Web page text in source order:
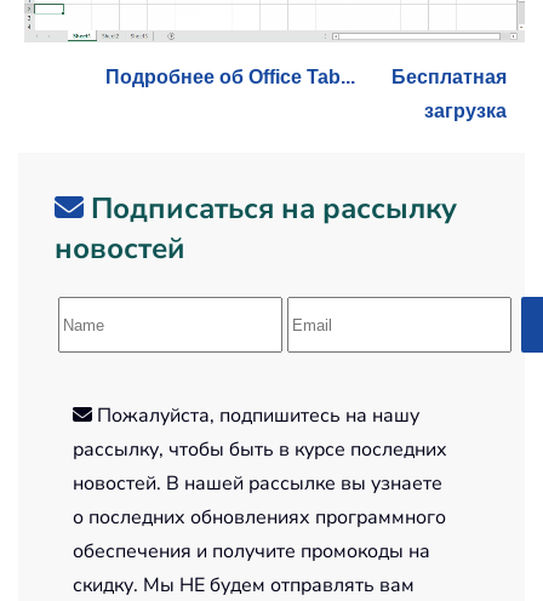
Подробнее об Office Tab...
Бесплатная
загрузка
Подписаться на рассылку
новостей
Пожалуйста, подпишитесь на нашу
рассылку, чтобы быть в курсе последних
новостей. В нашей рассылке вы узнаете
о последних обновлениях программного
обеспечения и получите промокоды на
скидку. Мы НЕ будем отправлять вам